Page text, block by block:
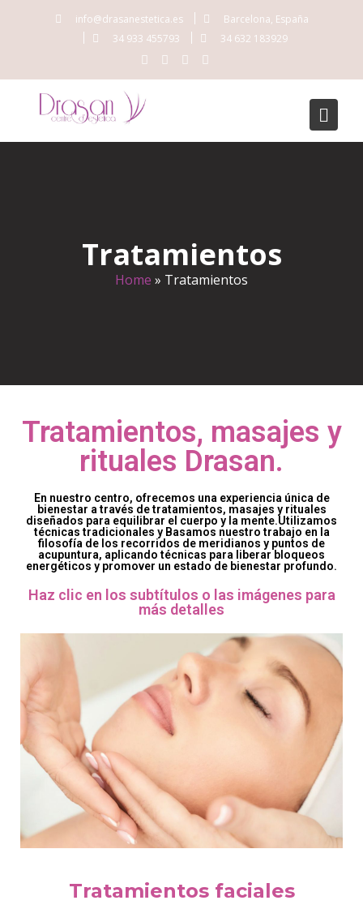
info@drasanestetica.es
Barcelona, España
34 933 455793
34 632 183929
Tratamientos
Home » Tratamientos
Tratamientos, masajes y
rituales Drasan.
En nuestro centro, ofrecemos una experiencia única de
bienestar a través de tratamientos, masajes y rituales
diseñados para equilibrar el cuerpo y la mente.Utilizamos
técnicas tradicionales y Basamos nuestro trabajo en la
filosofía de los recorridos de meridianos y puntos de
acupuntura, aplicando técnicas para liberar bloqueos
energéticos y promover un estado de bienestar profundo.
Haz clic en los subtítulos o las imágenes para
más detalles
Tratamientos faciales